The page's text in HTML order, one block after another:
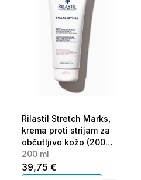
Rilastil Stretch Marks,
krema proti strijam za
občutljivo kožo (200
ml)
200 ml
39,75 €